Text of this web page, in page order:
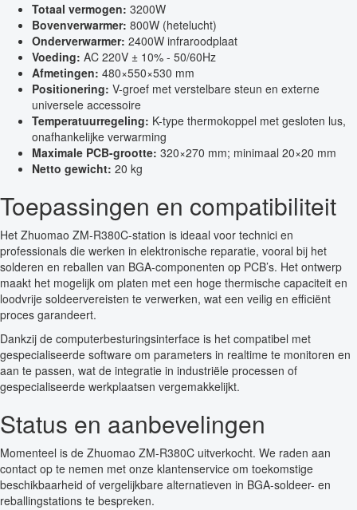
Totaal vermogen: 3200W
Bovenverwarmer: 800W (hetelucht)
Onderverwarmer: 2400W infraroodplaat
Voeding: AC 220V ± 10% - 50/60Hz
Afmetingen: 480×550×530 mm
Positionering: V-groef met verstelbare steun en externe
universele accessoire
Temperatuurregeling: K-type thermokoppel met gesloten lus,
onafhankelijke verwarming
Maximale PCB-grootte: 320×270 mm; minimaal 20×20 mm
Netto gewicht: 20 kg
Toepassingen en compatibiliteit
Het Zhuomao ZM-R380C-station is ideaal voor technici en
professionals die werken in elektronische reparatie, vooral bij het
solderen en reballen van BGA-componenten op PCB’s. Het ontwerp
maakt het mogelijk om platen met een hoge thermische capaciteit en
loodvrije soldeervereisten te verwerken, wat een veilig en efficiënt
proces garandeert.
Dankzij de computerbesturingsinterface is het compatibel met
gespecialiseerde software om parameters in realtime te monitoren en
aan te passen, wat de integratie in industriële processen of
gespecialiseerde werkplaatsen vergemakkelijkt.
Status en aanbevelingen
Momenteel is de Zhuomao ZM-R380C uitverkocht. We raden aan
contact op te nemen met onze klantenservice om toekomstige
beschikbaarheid of vergelijkbare alternatieven in BGA-soldeer- en
reballingstations te bespreken.